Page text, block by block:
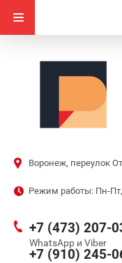
Воронеж, переулок
Режим работы: Пн-
+7 (473) 207-
WhatsApp и Viber
+7 (910) 245-